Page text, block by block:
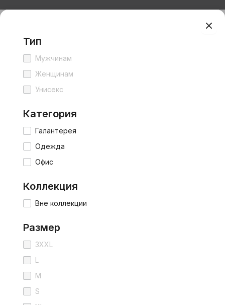
Тип
Мужчинам
Женщинам
Унисекс
Категория
Галантерея
Одежда
Офис
Коллекция
Вне коллекции
Размер
3XXL
L
M
S